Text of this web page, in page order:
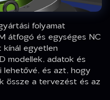
folyamat
átfogó és egységes NC
egyetlen
modellek, adatok és
és azt, hogy
össze a tervezést és az